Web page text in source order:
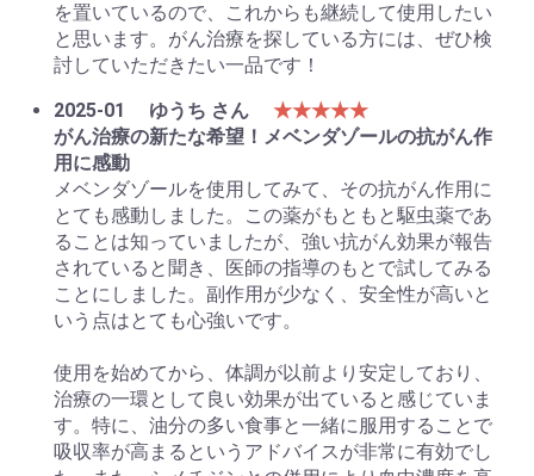
を置いているので、これからも継続して使用したい
と思います。がん治療を探している方には、ぜひ検
討していただきたい一品です！
2025-01
ゆうち さん
★★★★★
がん治療の新たな希望！メベンダゾールの抗がん作
用に感動
メベンダゾールを使用してみて、その抗がん作用に
とても感動しました。この薬がもともと駆虫薬であ
ることは知っていましたが、強い抗がん効果が報告
されていると聞き、医師の指導のもとで試してみる
ことにしました。副作用が少なく、安全性が高いと
いう点はとても心強いです。
使用を始めてから、体調が以前より安定しており、
治療の一環として良い効果が出ていると感じていま
す。特に、油分の多い食事と一緒に服用することで
吸収率が高まるというアドバイスが非常に有効でし